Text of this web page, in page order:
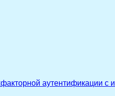
аутентификации с